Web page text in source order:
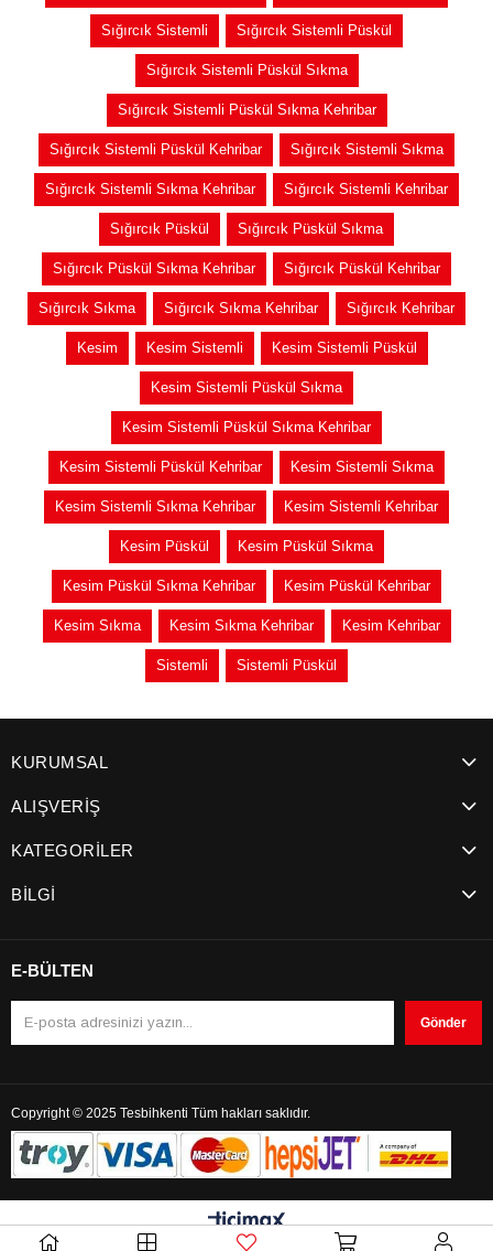
Sığırcık Sistemli Sığırcık Sistemli Püskül
Sığırcık Sistemli Püskül Sıkma
Sığırcık Sistemli Püskül Sıkma Kehribar
Sığırcık Sistemli Püskül Kehribar Sığırcık Sistemli Sıkma
Sığırcık Sistemli Sıkma Kehribar Sığırcık Sistemli Kehribar
Sığırcık Püskül Sığırcık Püskül Sıkma
Sığırcık Püskül Sıkma Kehribar Sığırcık Püskül Kehribar
Sığırcık Sıkma Sığırcık Sıkma Kehribar Sığırcık Kehribar
Kesim Kesim Sistemli Kesim Sistemli Püskül
Kesim Sistemli Püskül Sıkma
Kesim Sistemli Püskül Sıkma Kehribar
Kesim Sistemli Püskül Kehribar Kesim Sistemli Sıkma
Kesim Sistemli Sıkma Kehribar Kesim Sistemli Kehribar
Kesim Püskül Kesim Püskül Sıkma
Kesim Püskül Sıkma Kehribar Kesim Püskül Kehribar
Kesim Sıkma Kesim Sıkma Kehribar Kesim Kehribar
Sistemli Sistemli Püskül
KURUMSAL
ALIŞVERİŞ
KATEGORİLER
BİLGİ
E-BÜLTEN
Gönder
Copyright © 2025 Tesbihkenti Tüm hakları saklıdır.